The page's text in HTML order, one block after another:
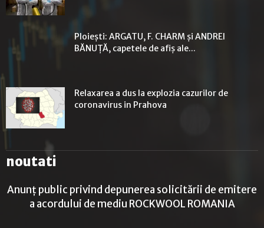
Ploiești: ARGATU, F. CHARM și ANDREI
BĂNUȚĂ, capetele de afiș ale...
Relaxarea a dus la explozia cazurilor de
coronavirus in Prahova
noutati
Anunț public privind depunerea solicitării de emitere
a acordului de mediu ROCKWOOL ROMANIA